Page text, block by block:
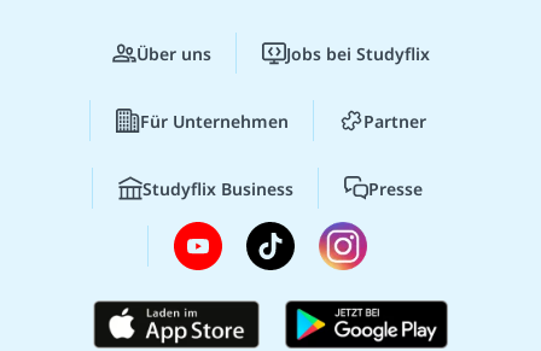
Über uns Jobs bei Studyflix
Für Unternehmen Partner
Studyflix Business Presse